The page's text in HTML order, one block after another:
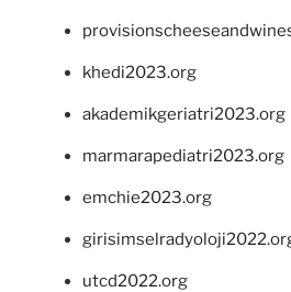
khedi2023.org
akademikgeriatri2023.org
marmarapediatri2023.org
emchie2023.org
utcd2022.org